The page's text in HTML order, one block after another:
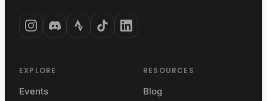
EXPLORE
Events
RESOURCES
Blog